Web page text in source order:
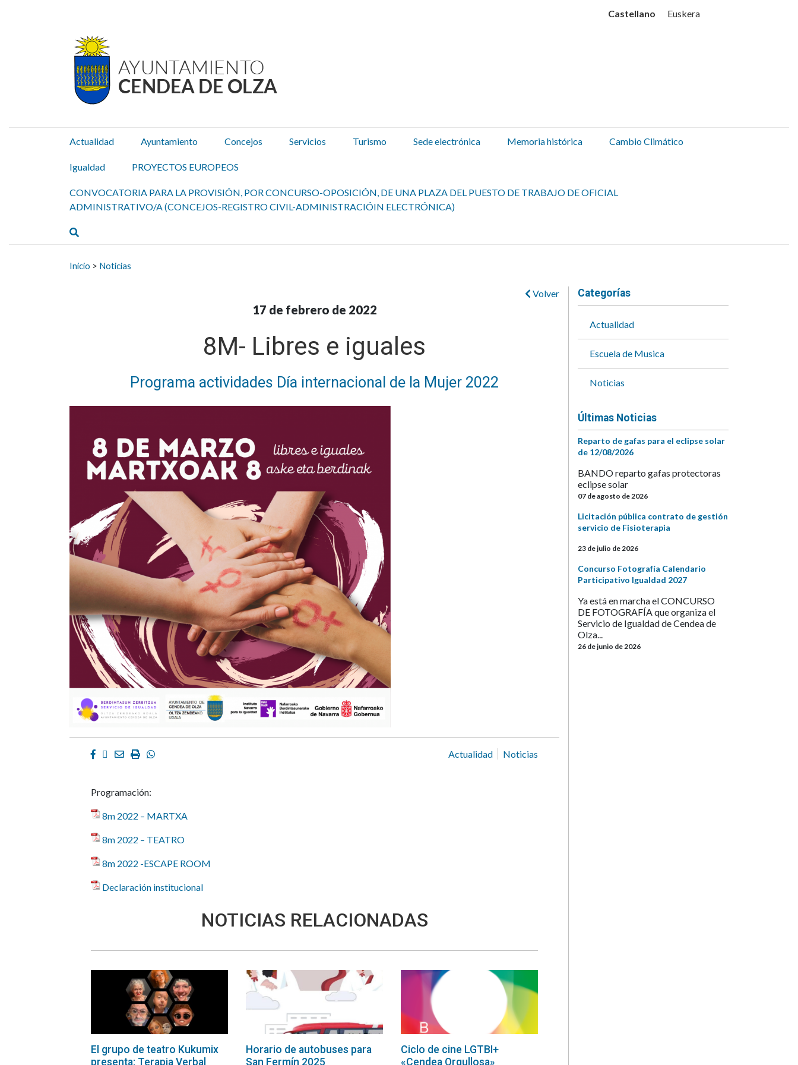
Castellano Euskera
Actualidad Ayuntamiento Concejos Servicios Turismo Sede electrónica Memoria histórica Cambio Climático
Igualdad PROYECTOS EUROPEOS
CONVOCATORIA PARA LA PROVISIÓN, POR CONCURSO-OPOSICIÓN, DE UNA PLAZA DEL PUESTO DE TRABAJO DE OFICIAL
ADMINISTRATIVO/A (CONCEJOS-REGISTRO CIVIL-ADMINISTRACIÓIN ELECTRÓNICA)
Inicio > Noticias
Volver
17 de febrero de 2022
8M- Libres e iguales
Programa actividades Día internacional de la Mujer 2022
Facebook
Twitter
EmailImprimirWhatsapp Actualidad Noticias
Programación:
8m 2022 – MARTXA
8m 2022 – TEATRO
8m 2022 -ESCAPE ROOM
Declaración institucional
NOTICIAS RELACIONADAS
El grupo de teatro Kukumix
presenta: Terapia Verbal
Horario de autobuses para
San Fermín 2025
Ciclo de cine LGTBI+
«Cendea Orgullosa»
Categorías
Actualidad
Escuela de Musica
Noticias
Últimas Noticias
Reparto de gafas para el eclipse solar
de 12/08/2026
BANDO reparto gafas protectoras
eclipse solar
07 de agosto de 2026
Licitación pública contrato de gestión
servicio de Fisioterapia
23 de julio de 2026
Concurso Fotografía Calendario
Participativo Igualdad 2027
Ya está en marcha el CONCURSO
DE FOTOGRAFÍA que organiza el
Servicio de Igualdad de Cendea de
Olza...
26 de junio de 2026